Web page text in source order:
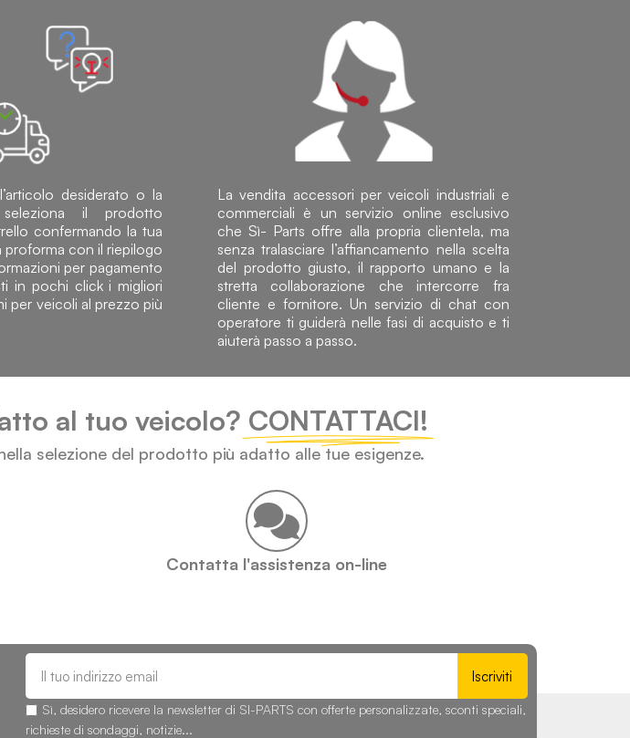
desiderato o la
il prodotto
confermando la tua
proforma con il riepilogo
per pagamento
in pochi click i migliori
per veicoli al prezzo più
La vendita accessori per veicoli industriali e
commerciali è un servizio online esclusivo
che Sì- Parts offre alla propria clientela, ma
senza tralasciare l’affiancamento nella scelta
del prodotto giusto, il rapporto umano e la
stretta collaborazione che intercorre fra
cliente e fornitore. Un servizio di chat con
operatore ti guiderà nelle fasi di acquisto e ti
aiuterà passo a passo.
al tuo veicolo? CONTATTACI!
selezione del prodotto più adatto alle tue esigenze.
Contatta l'assistenza on-line
Iscriviti
Sì, desidero ricevere la newsletter di SI-PARTS con offerte personalizzate, sconti speciali,
richieste di sondaggi, notizie...